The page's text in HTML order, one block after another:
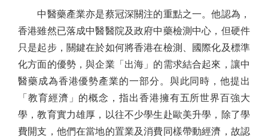
中醫藥產業亦是蔡冠深關注的重點之一。他認為，
香港雖然已落成中醫醫院及政府中藥檢測中心，但硬件
只是起步，關鍵在於如何將香港在檢測、國際化及標準
化方面的優勢，與企業「出海」的需求結合起來，讓中
醫藥成為香港優勢產業的一部分。與此同時，他提出
「教育經濟」的概念，指出香港擁有五所世界百強大
學，教育實力雄厚，以往不少學生赴歐美升學，除了學
費開支，他們在當地的置業及消費同樣帶動經濟，故認